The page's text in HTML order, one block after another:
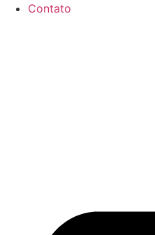
Contato